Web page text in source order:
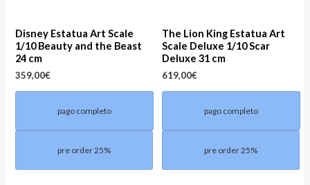
Disney Estatua Art Scale
1/10 Beauty and the Beast
24 cm
359,00€
pago completo
pre order 25%
The Lion King Estatua Art
Scale Deluxe 1/10 Scar
Deluxe 31 cm
619,00€
pago completo
pre order 25%